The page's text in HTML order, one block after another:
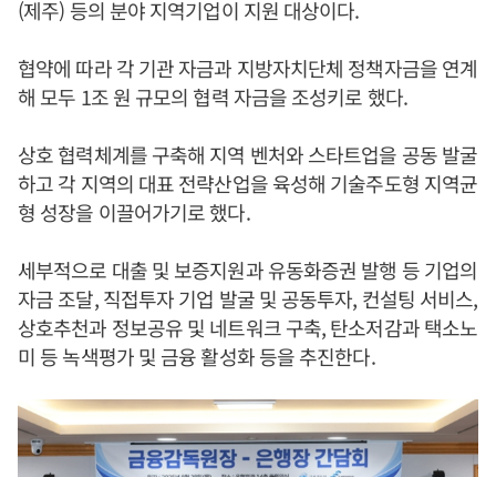
(제주) 등의 분야 지역기업이 지원 대상이다.
협약에 따라 각 기관 자금과 지방자치단체 정책자금을 연계
해 모두 1조 원 규모의 협력 자금을 조성키로 했다.
상호 협력체계를 구축해 지역 벤처와 스타트업을 공동 발굴
하고 각 지역의 대표 전략산업을 육성해 기술주도형 지역균
형 성장을 이끌어가기로 했다.
세부적으로 대출 및 보증지원과 유동화증권 발행 등 기업의
자금 조달, 직접투자 기업 발굴 및 공동투자, 컨설팅 서비스,
상호추천과 정보공유 및 네트워크 구축, 탄소저감과 택소노
미 등 녹색평가 및 금융 활성화 등을 추진한다.